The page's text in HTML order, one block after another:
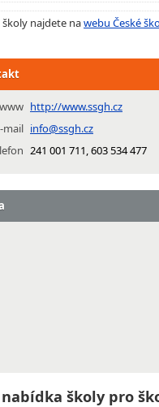
najdete nawebu České
www http://www.ssgh.cz
mail info@ssgh.cz
241 001 711, 603 534 477
školy pro